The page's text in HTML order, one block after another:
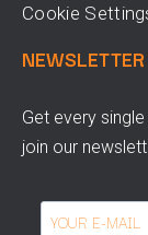
Cookie
NEWSLETTER
Get every
join our